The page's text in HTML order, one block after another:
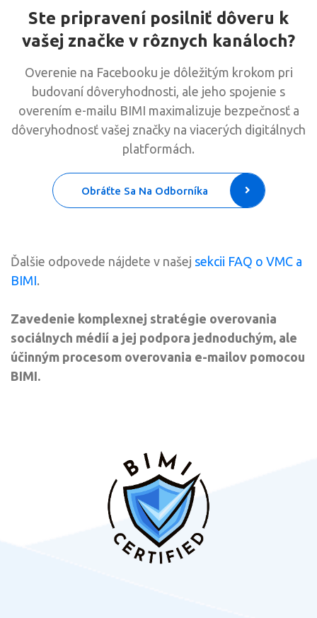
Ste pripravení posilniť dôveru k
vašej značke v rôznych kanáloch?
Overenie na Facebooku je dôležitým krokom pri
budovaní dôveryhodnosti, ale jeho spojenie s
overením e-mailu BIMI maximalizuje bezpečnosť a
dôveryhodnosť vašej značky na viacerých digitálnych
platformách.
Obráťte Sa Na Odborníka
Ďalšie odpovede nájdete v našej sekcii FAQ o VMC a
BIMI.
Zavedenie komplexnej stratégie overovania
sociálnych médií a jej podpora jednoduchým, ale
účinným procesom overovania e-mailov pomocou
BIMI.